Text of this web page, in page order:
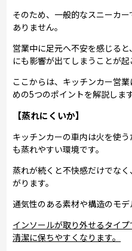
そのため、一般的なスニーカ
ありません。
営業中に足元へ不安を感じる
にも影響が出てしまうことが起
ここからは、キッチンカー営
めの5つのポイントを解説します
【蒸れにくいか】
キッチンカーの車内は火を使
も蒸れやすい環境です。
蒸れが続くと不快感だけでな
がります。
通気性のある素材や構造のモデ
インソールが取り外せるタイ
清潔に保ちやすくなります。